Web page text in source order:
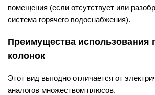
помещения (если отсутствует или
система горячего водоснабжения).
Преимущества использования
колонок
Этот вид выгодно отличается от
аналогов множеством плюсов.